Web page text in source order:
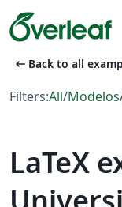
arrow_left_alt Back to all
Filters:All/Modelos
LaTeX